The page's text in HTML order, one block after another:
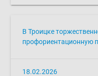
В Троицке
профориентационную
18.02.2026